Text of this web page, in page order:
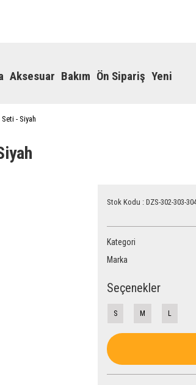
Aksesuar Bakım Ön Sipariş Yeni
- Siyah
Stok Kodu : DZS-302-303-
Kategori
Marka
Seçenekler
S M L